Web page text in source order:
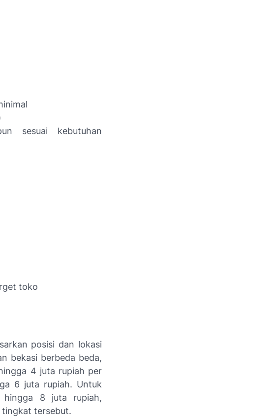
sesuai kebutuhan
toko
posisi dan lokasi
bekasi berbeda beda,
4 juta rupiah per
6 juta rupiah. Untuk
hingga 8 juta rupiah,
tingkat tersebut.